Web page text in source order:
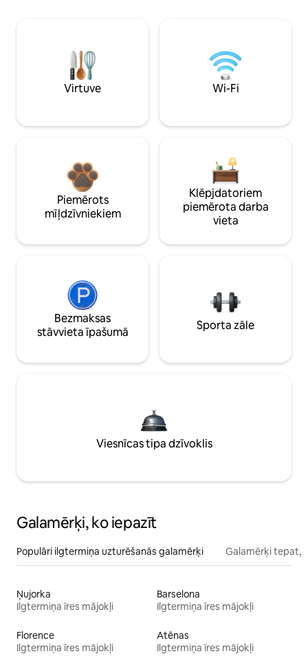
Virtuve Wi-Fi
Piemērots
mīļdzīvniekiem
Klēpjdatoriem
piemērota darba
vieta
Bezmaksas
stāvvieta īpašumā
Sporta zāle
Viesnīcas tipa dzīvoklis
Galamērķi, ko iepazīt
Populāri ilgtermiņa uzturēšanās galamērķi Galamērķi tepat,
Ņujorka
Ilgtermiņa īres mājokļi
Barselona
Ilgtermiņa īres mājokļi
Florence
Ilgtermiņa īres mājokļi
Atēnas
Ilgtermiņa īres mājokļi